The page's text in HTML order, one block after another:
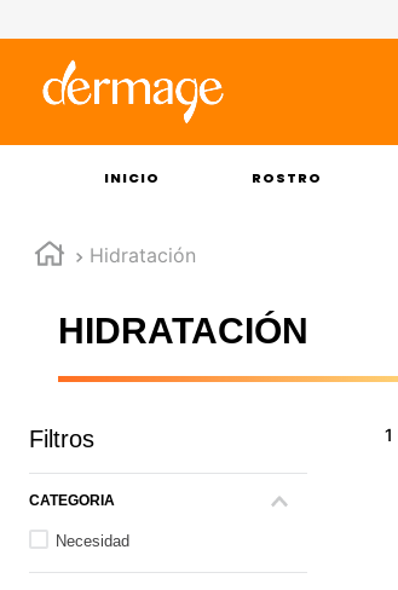
INICIO ROSTRO
Hidratación
HIDRATACIÓN
Filtros
CATEGORÍA
Necesidad
1